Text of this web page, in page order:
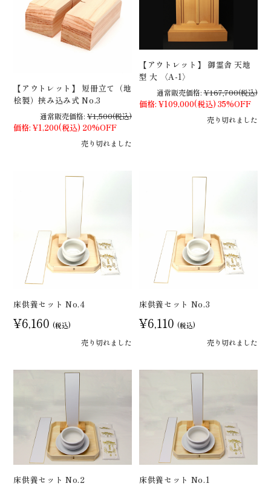
【アウトレット】 短冊立て（地
桧製）挟み込み式 No.3
通常販売価格: ¥1,500(税込)
価格: ¥1,200(税込) 20%OFF
売り切れました
【アウトレット】 御霊舎 天地
型 大 〈A-1〉
通常販売価格: ¥167,700(税込)
価格: ¥109,000(税込) 35%OFF
売り切れました
床供養セット No.4
¥6,160 (税込)
売り切れました
床供養セット No.3
¥6,110 (税込)
売り切れました
床供養セット No.2 床供養セット No.1